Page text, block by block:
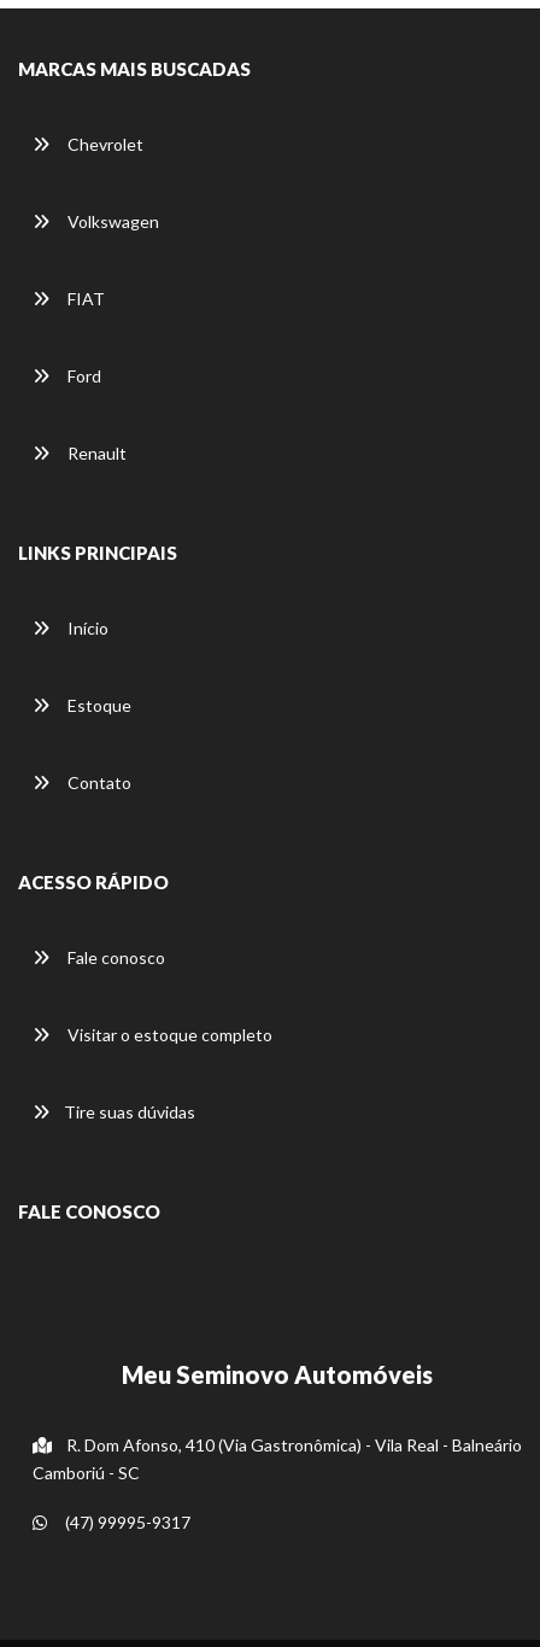
MARCAS MAIS BUSCADAS
Chevrolet
Volkswagen
FIAT
Ford
Renault
LINKS PRINCIPAIS
Início
Estoque
Contato
ACESSO RÁPIDO
Fale conosco
Visitar o estoque completo
Tire suas dúvidas
FALE CONOSCO
Meu Seminovo Automóveis
R. Dom Afonso, 410 (Via Gastronômica) - Vila Real - Balneário
Camboriú - SC
(47) 99995-9317